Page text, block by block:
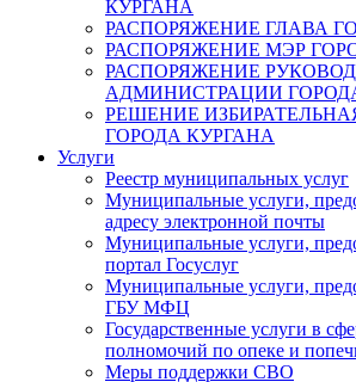
КУРГАНА
РАСПОРЯЖЕНИЕ ГЛАВА
РАСПОРЯЖЕНИЕ МЭР
РАСПОРЯЖЕНИЕ
АДМИНИСТРАЦИИ
РЕШЕНИЕ
ГОРОДА КУРГАНА
Услуги
Реестр муниципальных услуг
Муниципальные услуги,
адресу электронной почты
Муниципальные услуги,
портал Госуслуг
Муниципальные услуги,
ГБУ МФЦ
Государственные услуги в
полномочий по опеке и
Меры поддержки СВО